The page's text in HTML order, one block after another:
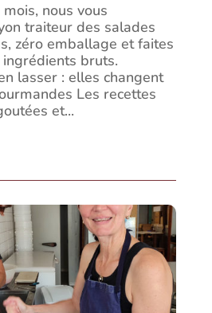
nous vous
traiteur des salades
zéro emballage et faites
bruts.
lasser : elles changent
Les recettes
et...